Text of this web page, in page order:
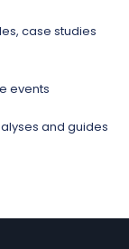
case studies
events
and guides